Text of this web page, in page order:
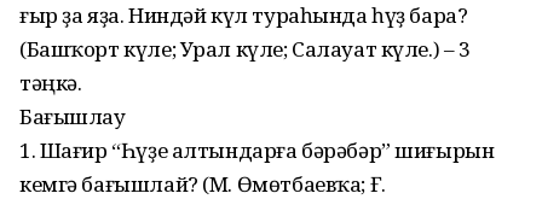
ғыр ҙа яҙа. Ниндәй күл тураһында һүҙ бара?
(Башҡорт күле; Урал күле; Салауат күле.) – 3
тәңкә.
Бағышлау
1. Шағир “Һүҙе алтындарға бәрәбәр” шиғырын
кемгә бағышлай? (М. Өмөтбаевҡа; Ғ.